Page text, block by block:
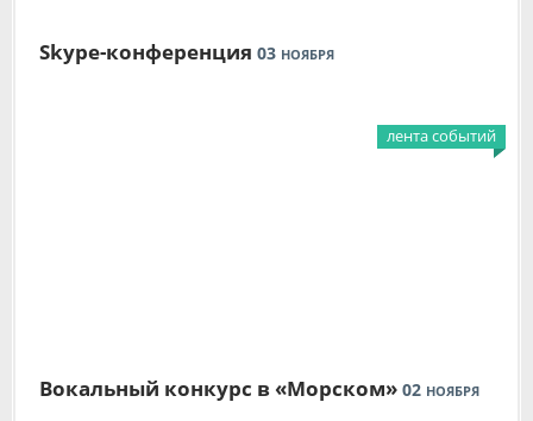
Skype-конференция 03 НОЯБРЯ
лента событий
Вокальный конкурс в «Морском» 02 НОЯБРЯ